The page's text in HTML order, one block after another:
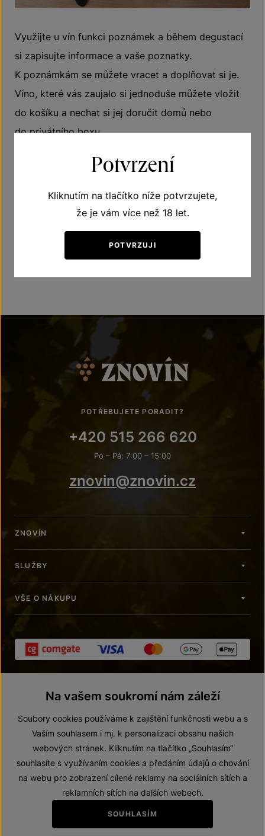
Využijte u vín funkci poznámek a během degustací
si zapisujte informace a vaše poznatky.
K poznámkám se můžete vracet a doplňovat si je.
Víno, které vás zaujalo si jednoduše můžete vložit
do košíku a nechat si jej doručit domů nebo
do privátního boxu.
Odkaz na webovou aplikaci:
https://asistent.znovin.cz
ZPĚT NA SLUŽBY
POTŘEBUJETE PORADIT?
+420 515 266 620
Po – Pá: 7:00 – 15:00
znovin@znovin.cz
ZNOVÍN
SLUŽBY
VŠE O NÁKUPU
© 2026 ZNOVÍN ZNOJMO, a. s.
Prohlášení o přístupnosti
Zákaz prodeje alkoholických nápojů osobám mladším 18 let.
Potvrzení
Kliknutím na tlačítko níže potvrzujete,
že je vám více než 18 let.
POTVRZUJI
Na vašem soukromí nám záleží
Soubory cookies používáme k zajištění funkčnosti webu a s
Vaším souhlasem i mj. k personalizaci obsahu našich
webových stránek. Kliknutím na tlačítko „Souhlasím“
souhlasíte s využívaním cookies a předáním údajů o chování
na webu pro zobrazení cílené reklamy na sociálních sítích a
reklamních sítích na dalších webech.
SOUHLASÍM